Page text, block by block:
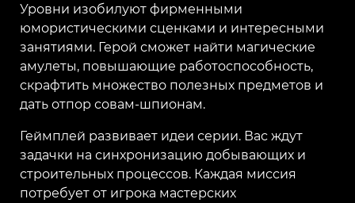
Уровни изобилуют фирменными
юмористическими сценками и интересными
занятиями. Герой сможет найти магические
амулеты, повышающие работоспособность,
скрафтить множество полезных предметов и
дать отпор совам-шпионам.
Геймплей развивает идеи серии. Вас ждут
задачки на синхронизацию добывающих и
строительных процессов. Каждая миссия
потребует от игрока мастерских